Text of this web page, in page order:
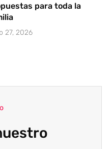
para toda la
27, 2026